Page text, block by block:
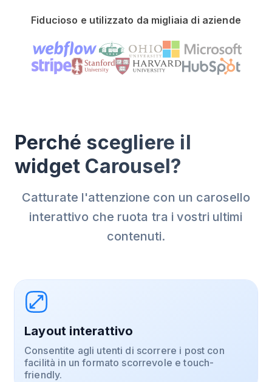
Fiducioso e utilizzato da migliaia di aziende
Perché scegliere il
widget Carousel?
Catturate l'attenzione con un carosello
interattivo che ruota tra i vostri ultimi
contenuti.
Layout interattivo
Consentite agli utenti di scorrere i post con
facilità in un formato scorrevole e touch-
friendly.